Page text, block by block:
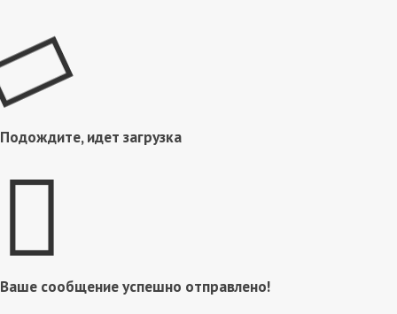
Подождите, идет загрузка
Ваше сообщение успешно отправлено!